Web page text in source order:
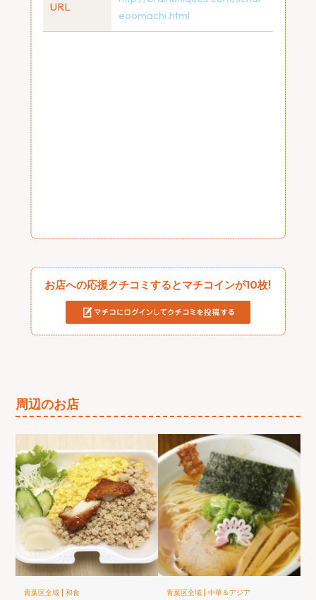
URL
eoomachi.html
お店への応援クチコミするとマチコインが10枚!
周辺のお店
青葉区全域 |和食 青葉区全域 | 中華＆アジア